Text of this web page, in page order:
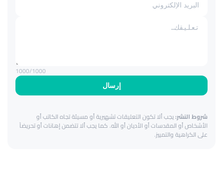
إرسال
1000/1000
شروط النشر:يجب ألا تكون التعليقات تشهيرية أو مسيئة تجاه الكاتب أو
الأشخاص أو المقدسات أو الأديان أو الله. كما يجب ألا تتضمن إهانات أو تحريضاً
على الكراهية والتمييز.